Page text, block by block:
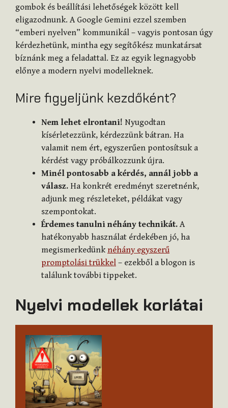
gombok és beállítási lehetőségek között kell
eligazodnunk. A Google Gemini ezzel szemben
“emberi nyelven” kommunikál – vagyis pontosan úgy
kérdezhetünk, mintha egy segítőkész munkatársat
bíznánk meg a feladattal. Ez az egyik legnagyobb
előnye a modern nyelvi modelleknek.
Mire figyeljünk kezdőként?
Nem lehet elrontani! Nyugodtan
kísérletezzünk, kérdezzünk bátran. Ha
valamit nem ért, egyszerűen pontosítsuk a
kérdést vagy próbálkozzunk újra.
Minél pontosabb a kérdés, annál jobb a
válasz. Ha konkrét eredményt szeretnénk,
adjunk meg részleteket, példákat vagy
szempontokat.
Érdemes tanulni néhány technikát. A
hatékonyabb használat érdekében jó, ha
megismerkedünk néhány egyszerű
promptolási trükkel – ezekből a blogon is
találunk további tippeket.
Nyelvi modellek korlátai